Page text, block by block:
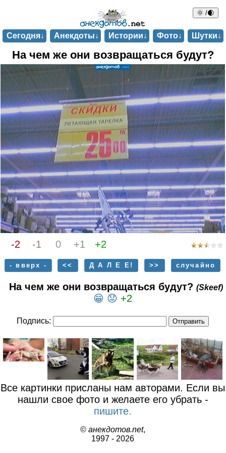
🌞 /🌒
Сегодня↓ Анекдоты↓ Истории↓ Фото↓ Шутки↓
На чем же они возвращаться будут?
-2 -1 0 +1 +2
- вверх - << Д А Л Е Е! >> случайно
На чем же они возвращаться будут? (Skeef)
😁 😟 +2
Подпись:
Все картинки присланы нам авторами. Если вы
нашли свое фото и желаете его убрать -
пишите.
© анекдотов.net,
1997 - 2026